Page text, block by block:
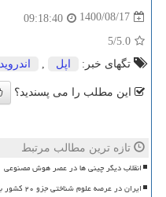
1400/08/17
09:18:40
5.0
/5
تگهای خبر:
اپل اندروید
این مطلب را می پسندید؟
تازه ترین مطالب مرتبط
انقلاب دیگر چینی ها در عصر هوش مصنوعی
ایران در عرصه علوم شناختی جزو ۲۰ کشور برتر جهان است